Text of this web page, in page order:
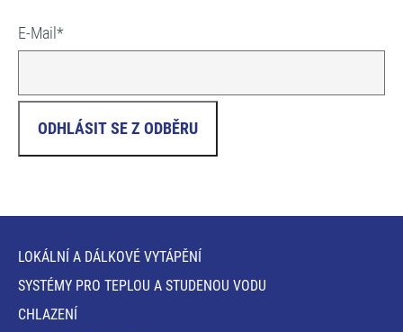
E-Mail *
LOKÁLNÍ A DÁLKOVÉ VYTÁPĚNÍ
SYSTÉMY PRO TEPLOU A STUDENOU VODU
CHLAZENÍ